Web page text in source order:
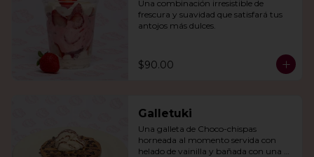
Una combinación irresistible de
frescura y suavidad que satisfará tus
antojos más dulces.
$90.00
Galletuki
Una galleta de Choco-chispas
horneada al momento servida con
helado de vainilla y bañada con una